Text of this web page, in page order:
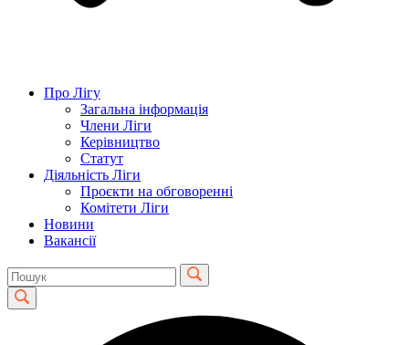
Про Лігу
Загальна інформація
Члени Ліги
Керівництво
Статут
Діяльність Ліги
Проєкти на обговоренні
Комітети Ліги
Новини
Вакансії